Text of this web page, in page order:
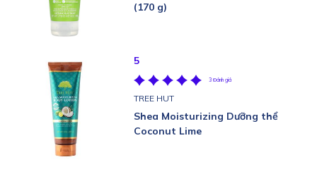
(170 g)
5
3 Đánh giá
TREE HUT
Shea Moisturizing Dưỡng thể
Coconut Lime